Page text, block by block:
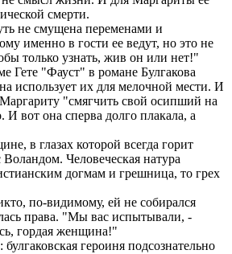
смерти.
не смущена переменами и
именно в гости ее ведут, но это не
только узнать, жив он или нет!"
Гете "Фауст" в романе Булгакова
использует их для мелочной мести. И
"смягчить свой осипший на
вот она сперва долго плакала, а
в глазах которой всегда горит
Человеческая натура
догмам и грешница, то грех
по-видимому, ей не собирался
права. "Мы вас испытывали, -
гордая женщина!"
героиня подсознательно